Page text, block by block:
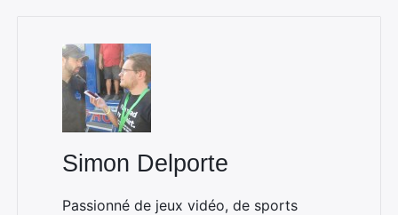
Simon Delporte
Passionné de jeux vidéo, de sports